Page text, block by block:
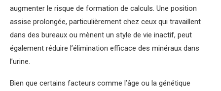
augmenter le risque de formation de calculs. Une position
assise prolongée, particulièrement chez ceux qui travaillent
dans des bureaux ou mènent un style de vie inactif, peut
également réduire l’élimination efficace des minéraux dans
l’urine.
Bien que certains facteurs comme l’âge ou la génétique